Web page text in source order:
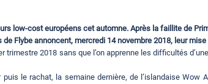
low-cost européens cet automne. Après la faillite de
Flybe annoncent, mercredi 14 novembre 2018, leur mise
trimestre 2018 sans que l’on apprenne les difficultés d’une
le rachat, la semaine dernière, de l’islandaise Wow